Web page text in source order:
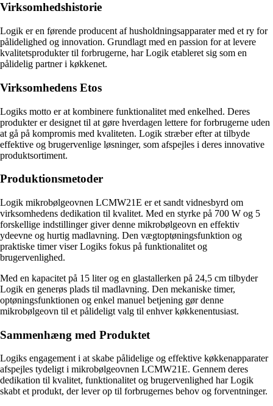
Virksomhedshistorie
Logik er en førende producent af husholdningsapparater med et ry for
pålidelighed og innovation. Grundlagt med en passion for at levere
kvalitetsprodukter til forbrugerne, har Logik etableret sig som en
pålidelig partner i køkkenet.
Virksomhedens Etos
Logiks motto er at kombinere funktionalitet med enkelhed. Deres
produkter er designet til at gøre hverdagen lettere for forbrugerne uden
at gå på kompromis med kvaliteten. Logik stræber efter at tilbyde
effektive og brugervenlige løsninger, som afspejles i deres innovative
produktsortiment.
Produktionsmetoder
Logik mikrobølgeovnen LCMW21E er et sandt vidnesbyrd om
virksomhedens dedikation til kvalitet. Med en styrke på 700 W og 5
forskellige indstillinger giver denne mikrobølgeovn en effektiv
ydeevne og hurtig madlavning. Den vægtoptøningsfunktion og
praktiske timer viser Logiks fokus på funktionalitet og
brugervenlighed.
Med en kapacitet på 15 liter og en glastallerken på 24,5 cm tilbyder
Logik en generøs plads til madlavning. Den mekaniske timer,
optøningsfunktionen og enkel manuel betjening gør denne
mikrobølgeovn til et pålideligt valg til enhver køkkenentusiast.
Sammenhæng med Produktet
Logiks engagement i at skabe pålidelige og effektive køkkenapparater
afspejles tydeligt i mikrobølgeovnen LCMW21E. Gennem deres
dedikation til kvalitet, funktionalitet og brugervenlighed har Logik
skabt et produkt, der lever op til forbrugernes behov og forventninger.